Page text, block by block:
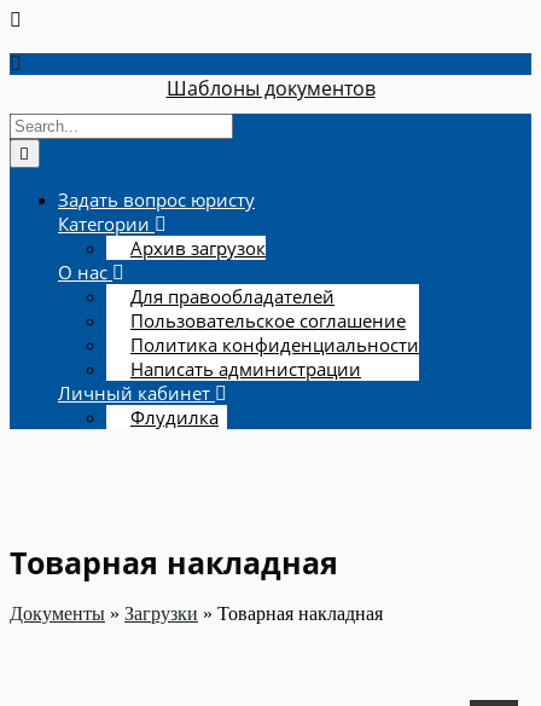
Шаблоны документов
Задать вопрос юристу
Категории
Архив загрузок
О нас
Для правообладателей
Пользовательское соглашение
Политика конфиденциальности
Написать администрации
Личный кабинет
Флудилка
Товарная накладная
Документы » Загрузки » Товарная накладная